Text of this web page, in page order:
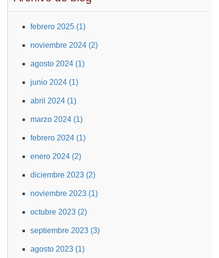
febrero 2025 (1)
noviembre 2024 (2)
agosto 2024 (1)
junio 2024 (1)
abril 2024 (1)
marzo 2024 (1)
febrero 2024 (1)
enero 2024 (2)
diciembre 2023 (2)
noviembre 2023 (1)
octubre 2023 (2)
septiembre 2023 (3)
agosto 2023 (1)